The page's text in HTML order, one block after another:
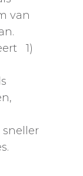
van
1)